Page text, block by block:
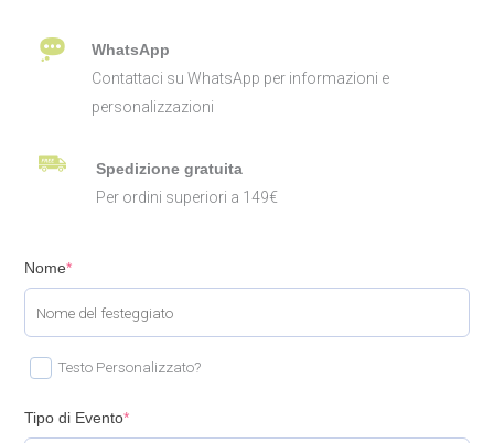
WhatsApp
Contattaci su WhatsApp per informazioni e
personalizzazioni
Spedizione gratuita
Per ordini superiori a 149€
Nome*
Testo Personalizzato?
Tipo di Evento*